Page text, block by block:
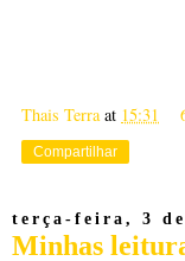
Thais Terra at 15:31
Compartilhar
terça-feira, 3
Minhas